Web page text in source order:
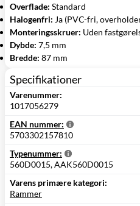
Overflade: Standard
Halogenfri: Ja (PVC-fri,
Monteringsskruer: Uden
Dybde: 7,5 mm
Bredde: 87 mm
Specifikationer
Varenummer:
1017056279
EAN nummer:
5703302157810
Typenummer:
560D0015, AAK560D0015
Varens primære kategori:
Rammer